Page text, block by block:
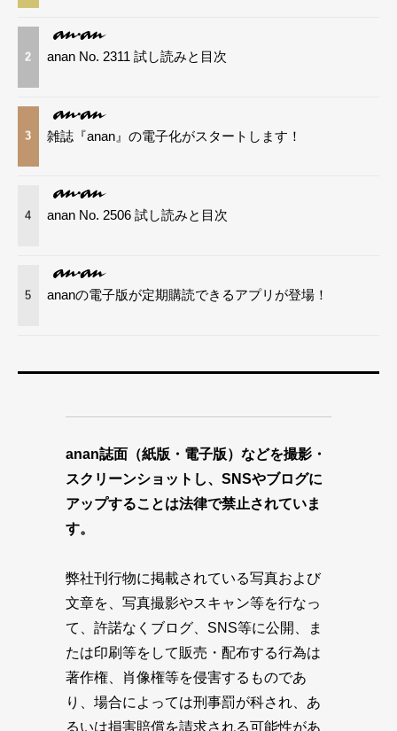
2 anan No. 2311 試し読みと目次
3 雑誌『anan』の電子化がスタートします！
4 anan No. 2506 試し読みと目次
5 ananの電子版が定期購読できるアプリが登場！
anan誌面（紙版・電子版）などを撮影・
スクリーンショットし、SNSやブログに
アップすることは法律で禁止されていま
す。
弊社刊行物に掲載されている写真および
文章を、写真撮影やスキャン等を行なっ
て、許諾なくブログ、SNS等に公開、ま
たは印刷等をして販売・配布する行為は
著作権、肖像権等を侵害するものであ
り、場合によっては刑事罰が科され、あ
るいは損害賠償を請求される可能性があ